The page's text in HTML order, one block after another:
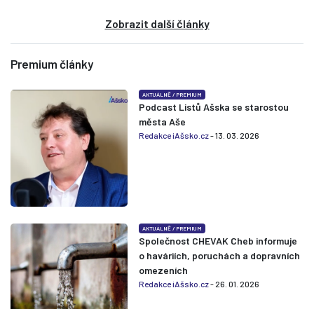
Zobrazit další články
Premium články
AKTUÁLNĚ /PREMIUM
Podcast Listů Ašska se starostou
města Aše
Redakce iAšsko.cz- 13. 03. 2026
AKTUÁLNĚ /PREMIUM
Společnost CHEVAK Cheb informuje
o haváriích, poruchách a dopravních
omezeních
Redakce iAšsko.cz- 26. 01. 2026